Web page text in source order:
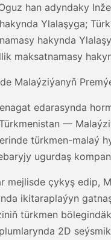
han adyndaky
Ylalaşyga;
hakynda
maksatnamasy
Malaýziýanyň
edarasynda
—
türkmen-malaý
ugurdaş
mejlisde çykyş edip,
ikitaraplaýyn
türkmen
2D